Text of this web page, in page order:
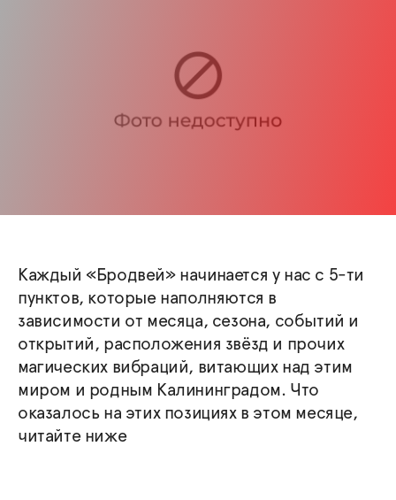
Каждый «Бродвей» начинается у нас с 5-ти
пунктов, которые наполняются в
зависимости от месяца, сезона, событий и
открытий, расположения звёзд и прочих
магических вибраций, витающих над этим
миром и родным Калининградом. Что
оказалось на этих позициях в этом месяце,
читайте ниже